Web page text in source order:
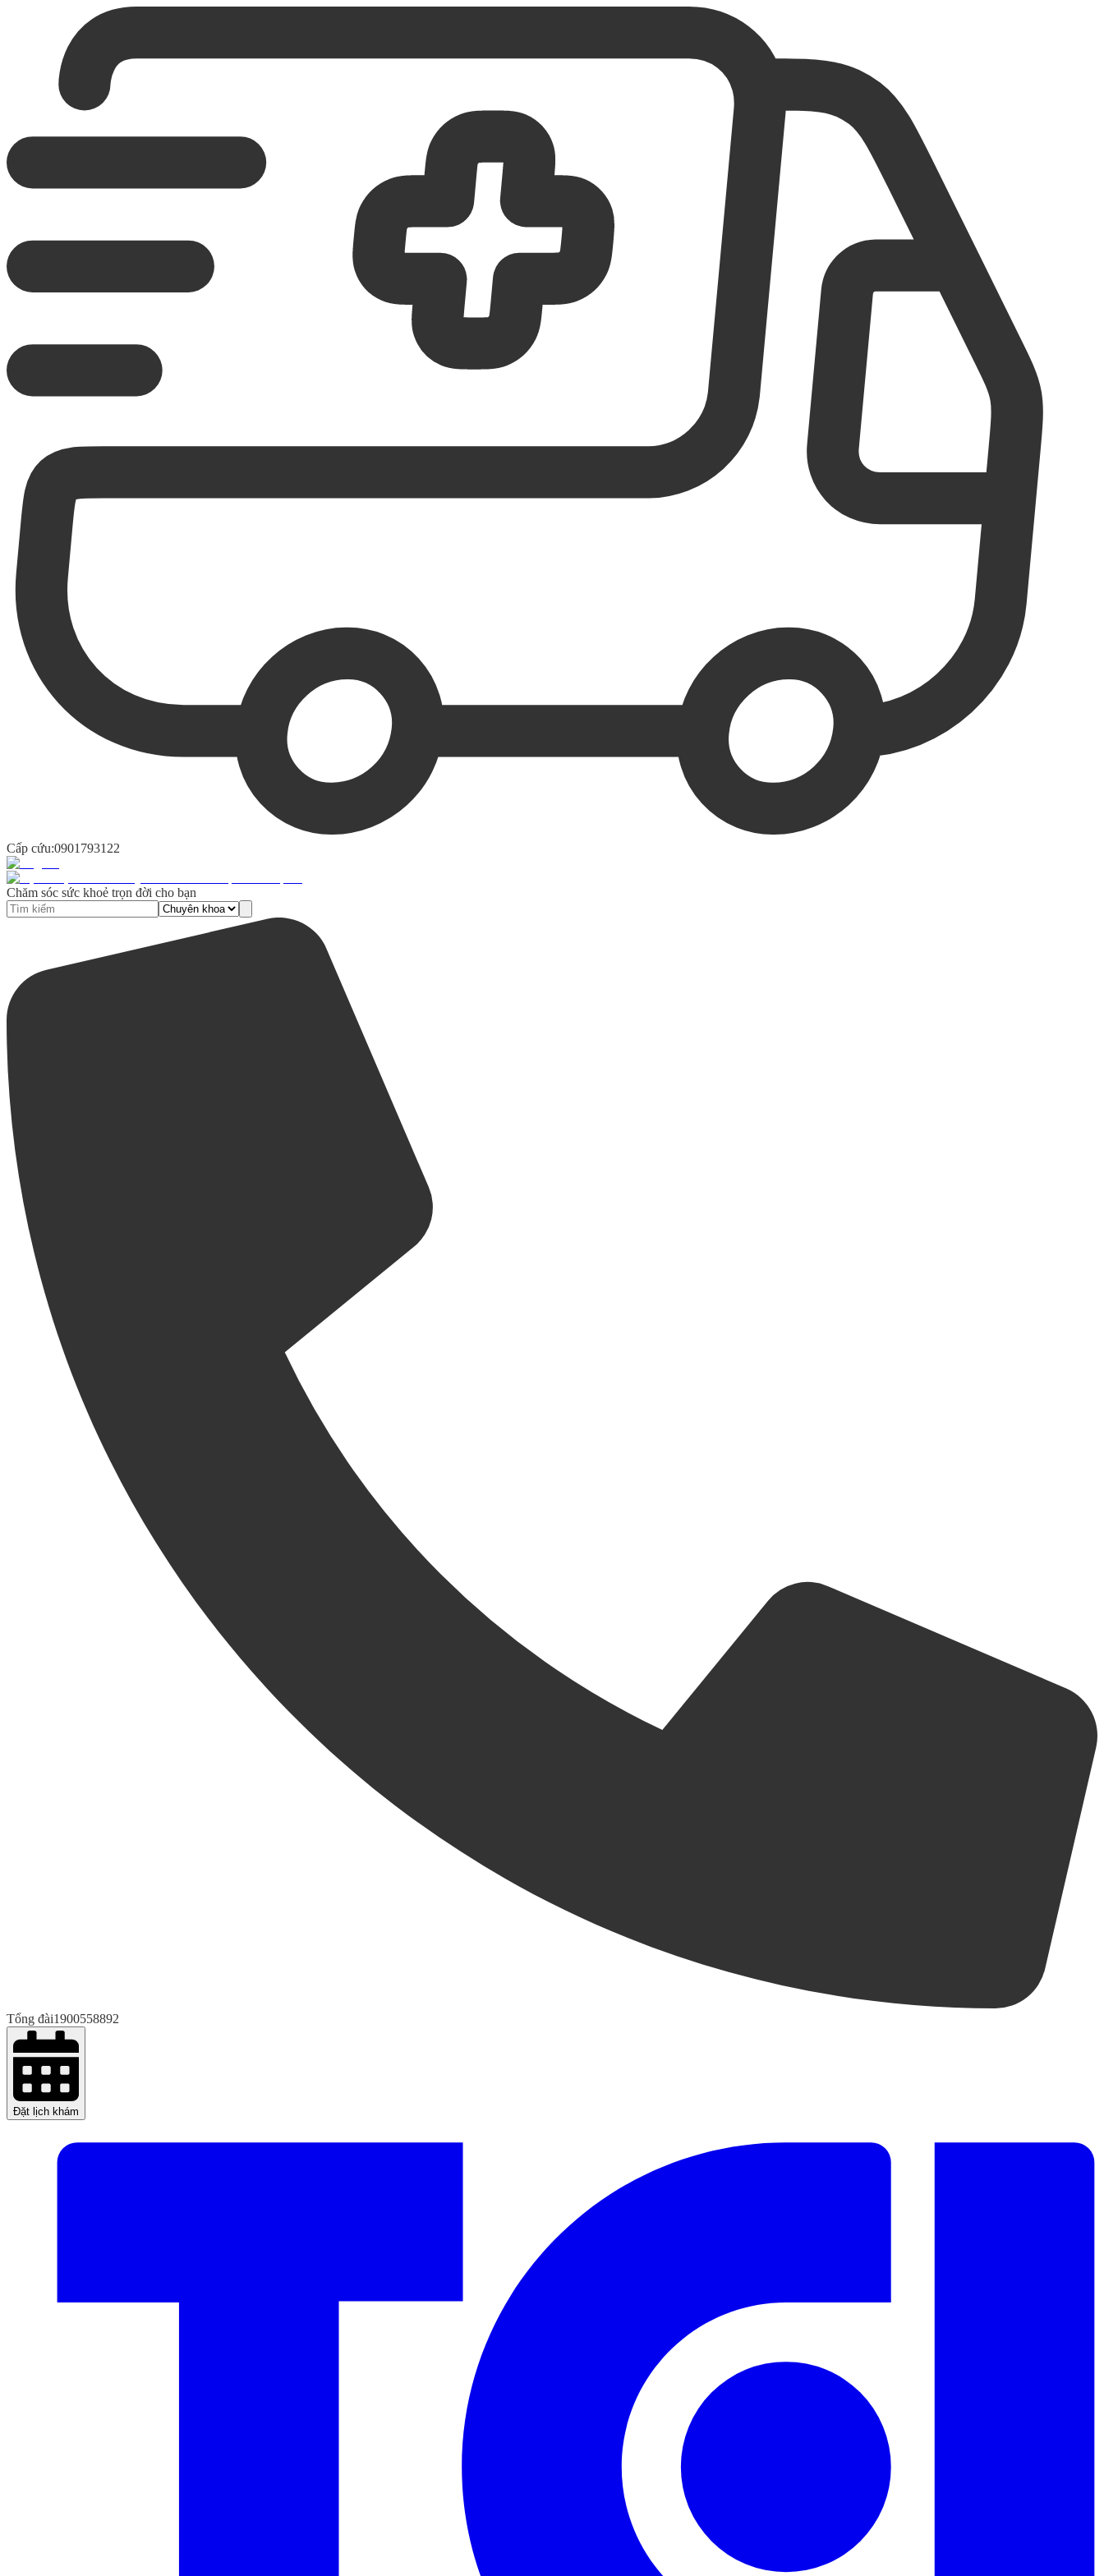
Cấp cứu:0901793122
Chăm sóc sức khoẻ trọn đời cho bạn
Tổng đài1900558892
Đặt lịch khám